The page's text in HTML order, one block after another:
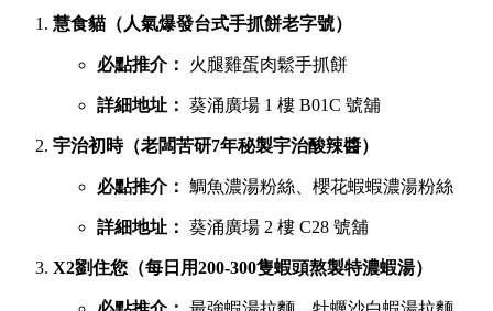
慧食貓（人氣爆發台式手抓餅老字號）
必點推介： 火腿雞蛋肉鬆手抓餅
詳細地址： 葵涌廣場 1 樓 B01C 號舖
宇治初時（老闆苦研7年秘製宇治酸辣醬）
必點推介： 鯛魚濃湯粉絲、櫻花蝦蝦濃湯粉絲
詳細地址： 葵涌廣場 2 樓 C28 號舖
X2劉住您（每日用200-300隻蝦頭熬製特濃蝦湯）